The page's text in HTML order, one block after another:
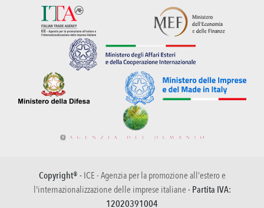
Copyright® - ICE - Agenzia per la promozione all’estero e
l'internazionalizzazione delle imprese italiane - Partita IVA:
12020391004